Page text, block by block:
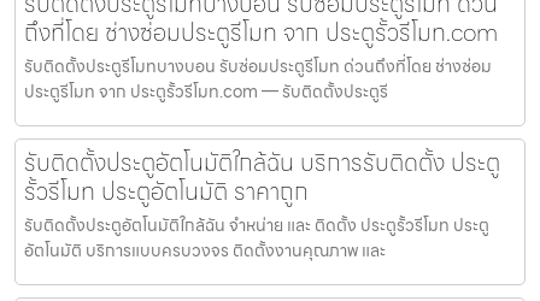
ถึงที่โดย ช่างซ่อมประตูรีโมท จาก ประตูรั้วรีโมท.com
รับติดตั้งประตูรีโมทบางบอน รับซ่อมประตูรีโมท ด่วนถึงที่โดย ช่างซ่อม
ประตูรีโมท จาก ประตูรั้วรีโมท.com — รับติดตั้งประตูรี
รับติดตั้งประตูอัตโนมัติใกล้ฉัน บริการรับติดตั้ง ประตู
รั้วรีโมท ประตูอัตโนมัติ ราคาถูก
รับติดตั้งประตูอัตโนมัติใกล้ฉัน จำหน่าย และ ติดตั้ง ประตูรั้วรีโมท ประตู
อัตโนมัติ บริการแบบครบวงจร ติดตั้งงานคุณภาพ และ